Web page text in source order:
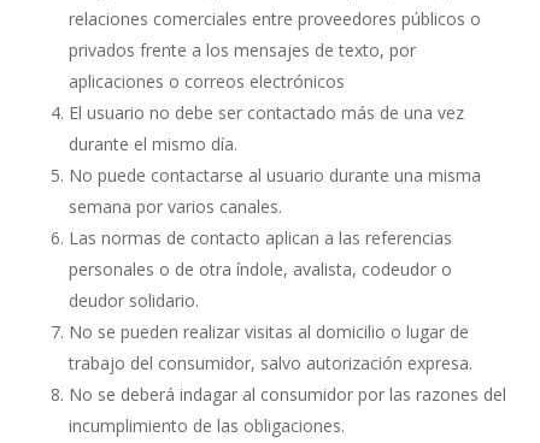
relaciones comerciales entre proveedores públicos o
privados frente a los mensajes de texto, por
aplicaciones o correos electrónicos
El usuario no debe ser contactado más de una vez
durante el mismo día.
No puede contactarse al usuario durante una misma
semana por varios canales.
Las normas de contacto aplican a las referencias
personales o de otra índole, avalista, codeudor o
deudor solidario.
No se pueden realizar visitas al domicilio o lugar de
trabajo del consumidor, salvo autorización expresa.
No se deberá indagar al consumidor por las razones del
incumplimiento de las obligaciones.